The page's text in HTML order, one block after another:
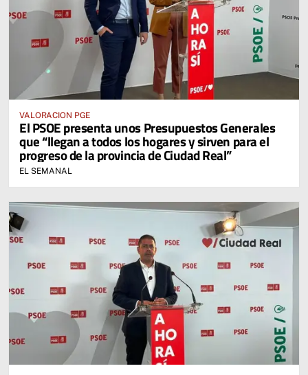
VALORACION PGE
El PSOE presenta unos Presupuestos Generales
que “llegan a todos los hogares y sirven para el
progreso de la provincia de Ciudad Real”
EL SEMANAL